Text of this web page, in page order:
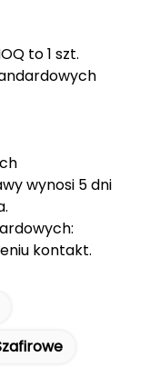
to 1 szt.
wynosi 5 dni
kontakt.